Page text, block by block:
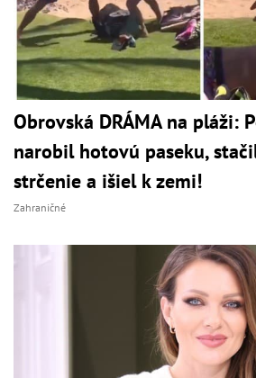
Obrovská DRÁMA na pláži:
narobil hotovú paseku,
strčenie a išiel k zemi!
Zahraničné